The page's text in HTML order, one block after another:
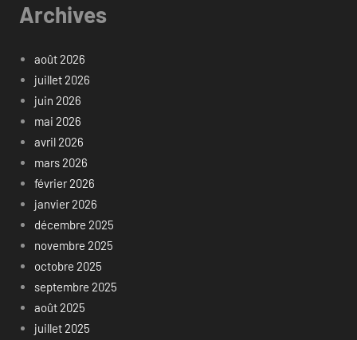
Archives
août 2026
juillet 2026
juin 2026
mai 2026
avril 2026
mars 2026
février 2026
janvier 2026
décembre 2025
novembre 2025
octobre 2025
septembre 2025
août 2025
juillet 2025